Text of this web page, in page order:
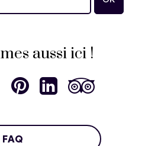
aussi ici !
FAQ